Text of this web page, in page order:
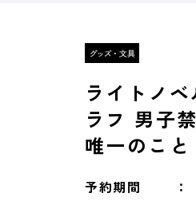
ライトノ
ラフ 男子
唯一のこと
予約期間